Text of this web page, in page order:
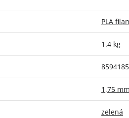
PLA
1.4 kg
1,75
zelená